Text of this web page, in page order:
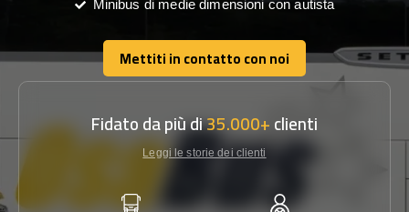
Minibus di medie dimensioni con autista
Mettiti in contatto con noi
Mettiti in contatto con noi
Fidato da più di35.000+clienti
Leggi le storie dei clienti